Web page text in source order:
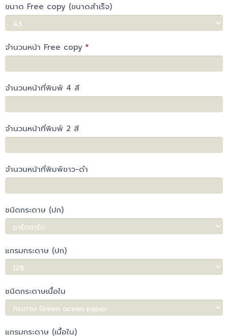
ตี
ราคา
Free
If
you
are
leave
this
ขนาด Free copy (ขนาดสำเร็จ)
จำนวนหน้า Free copy *
จำนวนหน้าที่พิมพ์ 4 สี
จำนวนหน้าที่พิมพ์ 2 สี
จำนวนหน้าที่พิมพ์ขาว-ดำ
ชนิดกระดาษ (ปก)
แกรมกระดาษ (ปก)
ชนิดกระดาษเนื้อใน
แกรมกระดาษ (เนื้อใน)